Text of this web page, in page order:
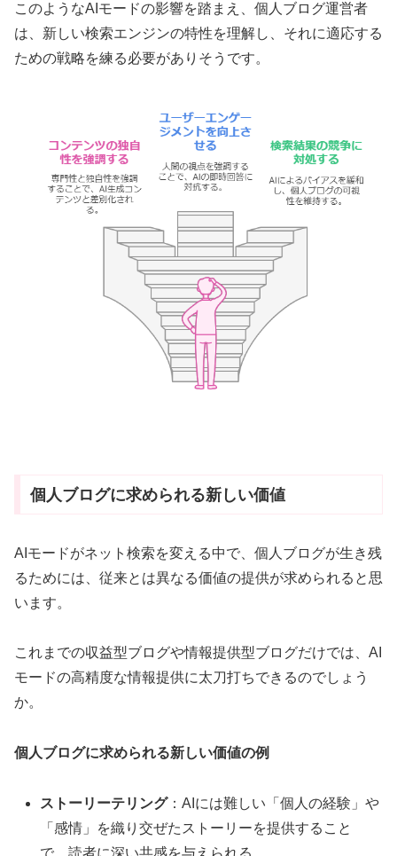
このようなAIモードの影響を踏まえ、個人ブログ運営者
は、新しい検索エンジンの特性を理解し、それに適応する
ための戦略を練る必要がありそうです。
個人ブログに求められる新しい価値
AIモードがネット検索を変える中で、個人ブログが生き残
るためには、従来とは異なる価値の提供が求められると思
います。
これまでの収益型ブログや情報提供型ブログだけでは、AI
モードの高精度な情報提供に太刀打ちできるのでしょう
か。
個人ブログに求められる新しい価値の例
ストーリーテリング：AIには難しい「個人の経験」や
「感情」を織り交ぜたストーリーを提供すること
で、読者に深い共感を与えられる。